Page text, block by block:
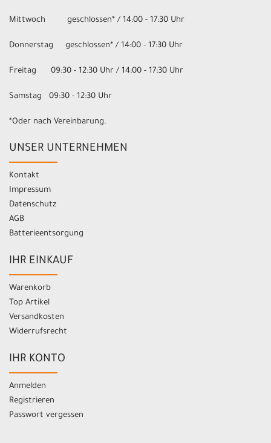
Mittwoch geschlossen* / 14:00 - 17:30 Uhr
Donnerstag geschlossen* / 14:00 - 17:30 Uhr
Freitag 09:30 - 12:30 Uhr / 14:00 - 17:30 Uhr
Samstag 09:30 - 12:30 Uhr
*Oder nach Vereinbarung.
UNSER UNTERNEHMEN
Kontakt
Impressum
Datenschutz
AGB
Batterieentsorgung
IHR EINKAUF
Warenkorb
Top Artikel
Versandkosten
Widerrufsrecht
IHR KONTO
Anmelden
Registrieren
Passwort vergessen